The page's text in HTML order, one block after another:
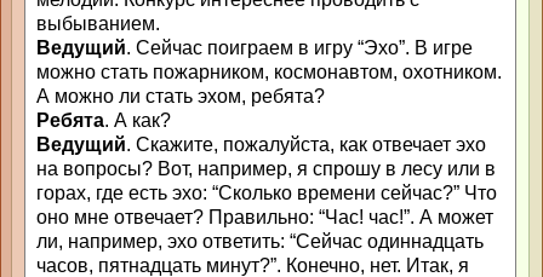
выбыванием.
Ведущий. Сейчас поиграем в игру “Эхо”. В игре
можно стать пожарником, космонавтом, охотником.
А можно ли стать эхом, ребята?
Ребята. А как?
Ведущий. Скажите, пожалуйста, как отвечает эхо
на вопросы? Вот, например, я спрошу в лесу или в
горах, где есть эхо: “Сколько времени сейчас?” Что
оно мне отвечает? Правильно: “Час! час!”. А может
ли, например, эхо ответить: “Сейчас одиннадцать
часов, пятнадцать минут?”. Конечно, нет. Итак, я